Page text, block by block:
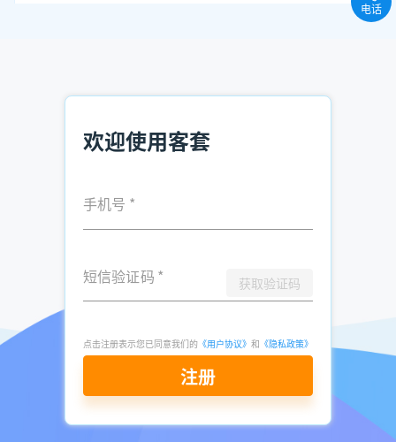
」界面查看联系人以及对应联系方式。在这
>>客套企业名录搜索软件注册免费试用<<
小微企业名录查询系统网站，名单下载
有没有可以查询连锁餐饮加盟企业名录的软件
客套企业名录搜索软件
点击立即申请免费试用
欢迎使用客套
手机号 *
短信验证码 * 获取验证码
点击注册表示您已同意我们的 《用户协议》 和 《隐私政策》
注册
电话